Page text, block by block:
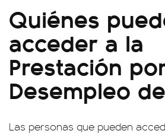
Quiénes
acceder a la
Prestación
Desempleo
Las personas que pueden